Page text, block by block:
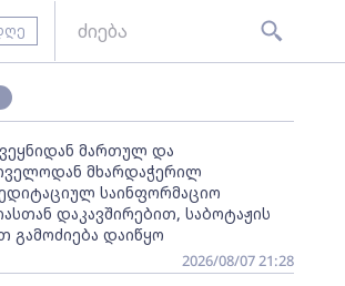
მართულ და
მხარდაჭერილ
საინფორმაციო
დაკავშირებით, საბოტაჟის
გამოძიება დაიწყო
2026/08/07 21:28